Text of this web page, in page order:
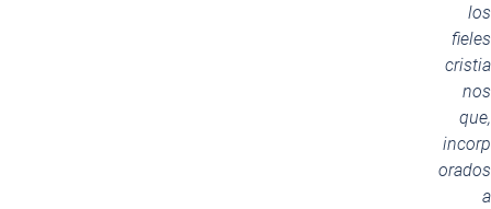
los
fieles
cristia
nos
que,
incorp
orados
a